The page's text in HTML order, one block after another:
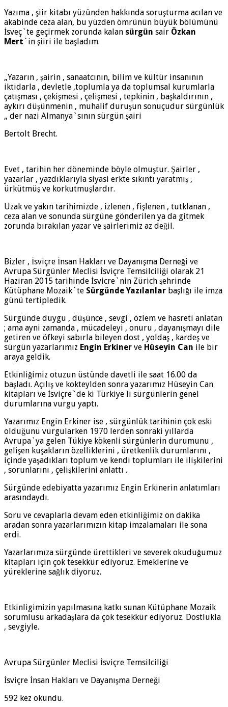
Yazıma , şiir kitabı yüzünden hakkında soruşturma acılan ve
akabinde ceza alan, bu yüzden ömrünün büyük bölümünü
İsveç`te geçirmek zorunda kalan sürgün sair Özkan
Mert `in şiiri ile başladım.
„Yazarın , şairin , sanaatcının, bilim ve kültür insanının
iktidarla , devletle ,toplumla ya da toplumsal kurumlarla
çatışması , çekişmesi , çelişmesi , tepkinin , başkaldırının ,
aykırı düşünmenin , muhalif duruşun sonuçudur sürgünlük
„ der nazi Almanya`sının sürgün şairi
Bertolt Brecht.
Evet , tarihin her döneminde böyle olmuştur. Şairler ,
yazarlar , yazdıklarıyla siyasi erkte sıkıntı yaratmış ,
ürkütmüş ve korkutmuşlardır.
Uzak ve yakın tarihimizde , izlenen , fişlenen , tutklanan ,
ceza alan ve sonunda sürgüne gönderilen ya da gitmek
zorunda bırakılan yazar ve şairlerimiz az değil.
Bizler , İsviçre İnsan Hakları ve Dayanışma Derneği ve
Avrupa Sürgünler Meclisi İsviçre Temsilciliği olarak 21
Haziran 2015 tarihinde İsvicre`nin Zürich şehrinde
Kütüphane Mozaik`te Sürgünde Yazılanlar başlığı ile imza
günü tertipledik.
Sürgünde duygu , düşünce , sevgi , özlem ve hasreti anlatan
; ama ayni zamanda , mücadeleyi , onuru , dayanışmayı dile
getiren ve öfkeyi sabırla bileyen dost , yoldaş , kardeş ve
sürgün yazarlarımız Engin Erkiner ve Hüseyin Can ile bir
araya geldik.
Etkinliğimiz otuzun üstünde davetli ile saat 16.00 da
başladı. Açılış ve kokteylden sonra yazarımız Hüseyin Can
kitapları ve İsviçre`de ki Türkiye li sürgünlerin genel
durumlarına vurgu yaptı.
Yazarımız Engin Erkiner ise , sürgünlük tarihinin çok eski
olduğunu vurgularken 1970 lerden sonraki yıllarda
Avrupa`ya gelen Tükiye kökenli sürgünlerin durumunu ,
gelişen kuşakların özelliklerini , üretkenlik durumlarını ,
içinde yaşadıkları toplum ve kendi toplumları ile ilişkilerini
, sorunlarını , çelişkilerini anlattı .
Sürgünde edebiyatta yazarımız Engin Erkinerin anlatımları
arasındaydı.
Soru ve cevaplarla devam eden etkinliğimiz on dakika
aradan sonra yazarlarımızın kitap imzalamaları ile sona
erdi.
Yazarlarımıza sürgünde ürettikleri ve severek okuduğumuz
kitapları için çok tesekkür ediyoruz. Emeklerine ve
yüreklerine sağlık diyoruz.
Etkinligimizin yapılmasına katkı sunan Kütüphane Mozaik
sorumlusu arkadaşlara da çok tesekkür ediyoruz. Dostlukla
, sevgiyle.
Avrupa Sürgünler Meclisi İsviçre Temsilciliği
İsviçre İnsan Hakları ve Dayanışma Derneği
592 kez okundu.